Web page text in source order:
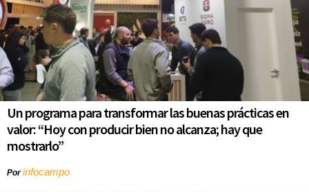
Un programa para transformar las buenas prácticas en
valor: “Hoy con producir bien no alcanza; hay que
mostrarlo”
Porinfocampo